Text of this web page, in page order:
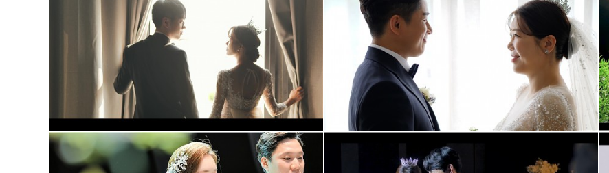
더빈 웨딩컨벤션 가드니아홀 (대표촬영) 아모르아트웨딩컨벤션 본식영상+식중영상(대표촬영2인촬영)